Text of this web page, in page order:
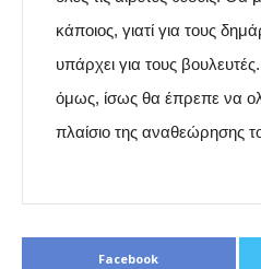
κάποιος, γιατί για τους
υπάρχει για τους
όμως, ίσως θα έπρεπε να
πλαίσιο της αναθεώρησης
Facebook